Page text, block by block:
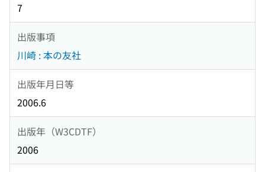
7
出版事項
川崎 : 本の友社
出版年月日等
2006.6
出版年（W3CDTF）
2006